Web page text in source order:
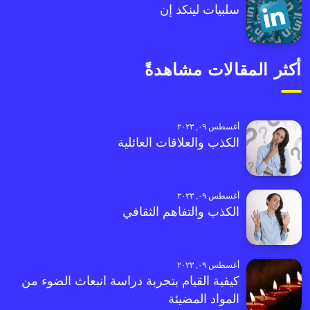
سلبيات لينكد إن
أكثر المقالات مشاهدةً
أغسطس ٠٩, ٢٠٢٣
الكذب والعلاقات العائلية
أغسطس ٠٩, ٢٠٢٣
الكذب والتفاهم الثقافي
أغسطس ٠٩, ٢٠٢٣
كيفية القيام بتجربة دراسة انبعاث الضوء من
المواد المضيئة